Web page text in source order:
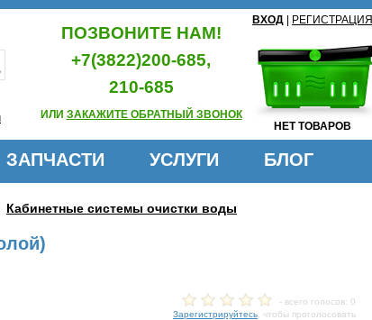
ПОЗВОНИТЕ НАМ!
+7(3822)200-685,
210-685
ИЛИ ЗАКАЖИТЕ ОБРАТНЫЙ ЗВОНОК
ВХОД РЕГИСТРАЦИЯ
НЕТ ТОВАРОВ
ЗАПЧАСТИ УСЛУГИ БЛОГ
Кабинетные системы очистки воды
- всего голосов: 0
Зарегистрируйтесь , чтобы проголосовать